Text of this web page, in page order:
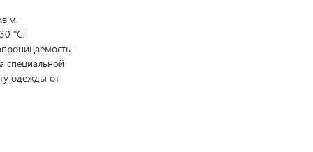
°C;
-
специальной
одежды от